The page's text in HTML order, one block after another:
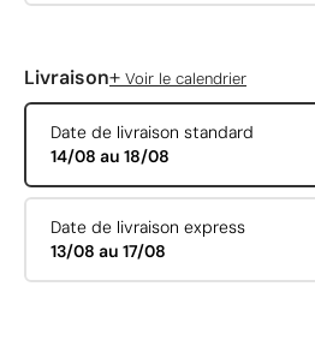
Livraison+ Voir le calendrier
Date de livraison standard
14/08 au 18/08
Date de livraison express
13/08 au 17/08